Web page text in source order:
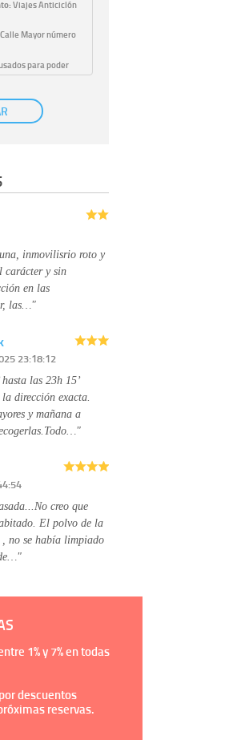
Viajes Anticiclón
Calle Mayor número
para poder
nuestros
publicidad con su
facilitarnos
que podrá
correspondiente
esté
que le pedimos.
terceros.
qué
corregirla y
en la
Puede consultar
de privacidad
inmovilisrio roto y
carácter y sin
en las
las…"
23:18:12
las 23h 15’
dirección exacta.
y mañana a
creo que
El polvo de la
no se había limpiado
1%y7%en todas
descuentos
reservas.